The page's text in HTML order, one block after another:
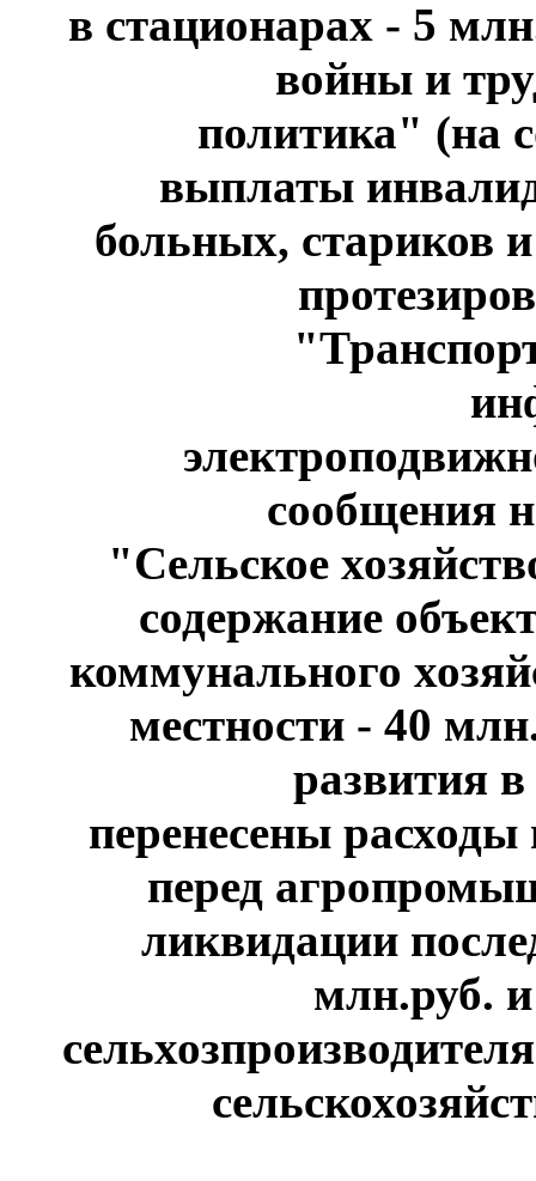
в стационарах - 5
войны и
политика" (на
выплаты
больных, стариков
сообщения
"Сельское
содержание
коммунального
местности - 40
развития
перенесены
перед
ликвидации
млн.руб.